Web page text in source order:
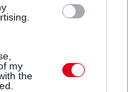
my
the